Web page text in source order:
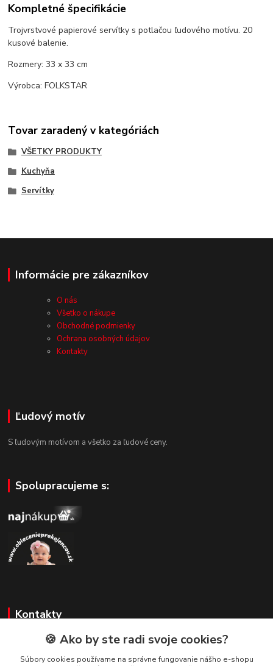
Kompletné špecifikácie
Trojvrstvové papierové servítky s potlačou ľudového motívu. 20
kusové balenie.
Rozmery: 33 x 33 cm
Výrobca: FOLKSTAR
Tovar zaradený v kategóriách
VŠETKY PRODUKTY
Kuchyňa
Servítky
Informácie pre zákazníkov
O nás
Všetko o nákupe
Obchodné podmienky
Ochrana osobných údajov
Kontakty
Ľudový motív
S ľudovým motívom a všetko za ľudové ceny.
Spolupracujeme s:
Kontakty
Zákaznícka podpora
+421 908 479 200
🍪 Ako by ste radi svoje cookies?
Súbory cookies používame na správne fungovanie nášho e-shopu